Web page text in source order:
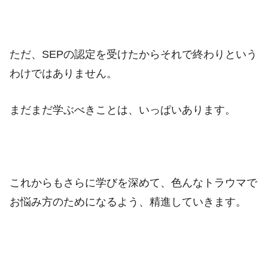
ただ、SEPの認定を受けたからそれで終わりという
わけではありません。
まだまだ学ぶべきことは、いっぱいあります。
これからもさらに学びを深めて、色んなトラウマで
お悩み方のためになるよう、精進していきます。